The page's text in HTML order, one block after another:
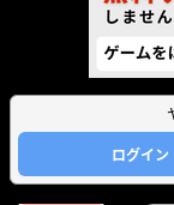
ログイン